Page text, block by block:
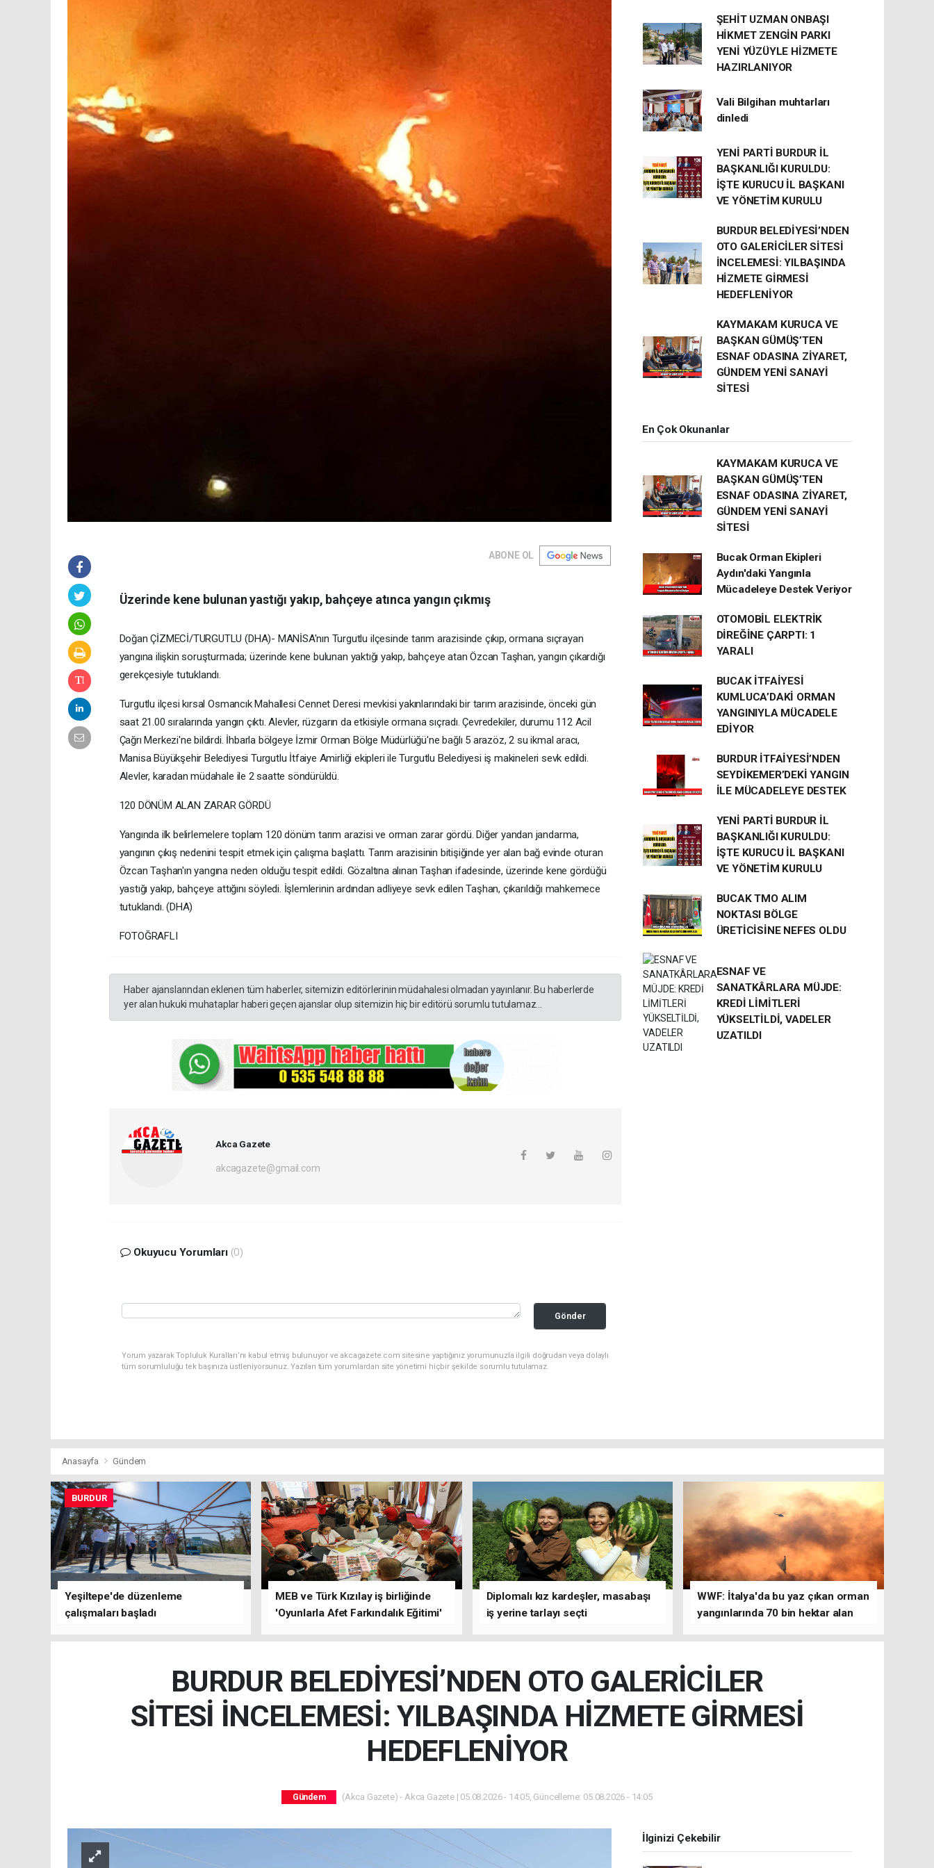
ABONE OL
Üzerinde kene bulunan yastığı yakıp, bahçeye atınca yangın çıkmış
Doğan ÇİZMECİ/TURGUTLU (DHA)- MANİSA'nın Turgutlu ilçesinde tarım arazisinde çıkıp, ormana sıçrayan
yangına ilişkin soruşturmada; üzerinde kene bulunan yaktığı yakıp, bahçeye atan Özcan Taşhan, yangın çıkardığı
gerekçesiyle tutuklandı.
Turgutlu ilçesi kırsal Osmancık Mahallesi Cennet Deresi mevkisi yakınlarındaki bir tarım arazisinde, önceki gün
saat 21.00 sıralarında yangın çıktı. Alevler, rüzgarın da etkisiyle ormana sıçradı. Çevredekiler, durumu 112 Acil
Çağrı Merkezi'ne bildirdi. İhbarla bölgeye İzmir Orman Bölge Müdürlüğü'ne bağlı 5 arazöz, 2 su ikmal aracı,
Manisa Büyükşehir Belediyesi Turgutlu İtfaiye Amirliği ekipleri ile Turgutlu Belediyesi iş makineleri sevk edildi.
Alevler, karadan müdahale ile 2 saatte söndürüldü.
120 DÖNÜM ALAN ZARAR GÖRDÜ
Yangında ilk belirlemelere toplam 120 dönüm tarım arazisi ve orman zarar gördü. Diğer yandan jandarma,
yangının çıkış nedenini tespit etmek için çalışma başlattı. Tarım arazisinin bitişiğinde yer alan bağ evinde oturan
Özcan Taşhan'ın yangına neden olduğu tespit edildi. Gözaltına alınan Taşhan ifadesinde, üzerinde kene gördüğü
yastığı yakıp, bahçeye attığını söyledi. İşlemlerinin ardından adliyeye sevk edilen Taşhan, çıkarıldığı mahkemece
tutuklandı. (DHA)
FOTOĞRAFLI
Haber ajanslarından eklenen tüm haberler, sitemizin editörlerinin müdahalesi olmadan yayınlanır. Bu haberlerde
yer alan hukuki muhataplar haberi geçen ajanslar olup sitemizin hiç bir editörü sorumlu tutulamaz...
Akca Gazete
akcagazete@gmail.com
Okuyucu Yorumları (0)
Gönder
Yorum yazarak Topluluk Kuralları’nı kabul etmiş bulunuyor ve akcagazete.com sitesine yaptığınız yorumunuzla ilgili doğrudan veya dolaylı
tüm sorumluluğu tek başınıza üstleniyorsunuz. Yazılan tüm yorumlardan site yönetimi hiçbir şekilde sorumlu tutulamaz.
ŞEHİT UZMAN ONBAŞI
HİKMET ZENGİN PARKI
YENİ YÜZÜYLE HİZMETE
HAZIRLANIYOR
Vali Bilgihan muhtarları
dinledi
YENİ PARTİ BURDUR İL
BAŞKANLIĞI KURULDU:
İŞTE KURUCU İL BAŞKANI
VE YÖNETİM KURULU
BURDUR BELEDİYESİ’NDEN
OTO GALERİCİLER SİTESİ
İNCELEMESİ: YILBAŞINDA
HİZMETE GİRMESİ
HEDEFLENİYOR
KAYMAKAM KURUCA VE
BAŞKAN GÜMÜŞ’TEN
ESNAF ODASINA ZİYARET,
GÜNDEM YENİ SANAYİ
SİTESİ
En Çok Okunanlar
KAYMAKAM KURUCA VE
BAŞKAN GÜMÜŞ’TEN
ESNAF ODASINA ZİYARET,
GÜNDEM YENİ SANAYİ
SİTESİ
Bucak Orman Ekipleri
Aydın'daki Yangınla
Mücadeleye Destek Veriyor
OTOMOBİL ELEKTRİK
DİREĞİNE ÇARPTI: 1
YARALI
BUCAK İTFAİYESİ
KUMLUCA’DAKİ ORMAN
YANGINIYLA MÜCADELE
EDİYOR
BURDUR İTFAİYESİ’NDEN
SEYDİKEMER’DEKİ YANGIN
İLE MÜCADELEYE DESTEK
YENİ PARTİ BURDUR İL
BAŞKANLIĞI KURULDU:
İŞTE KURUCU İL BAŞKANI
VE YÖNETİM KURULU
BUCAK TMO ALIM
NOKTASI BÖLGE
ÜRETİCİSİNE NEFES OLDU
ESNAF VE
SANATKÂRLARA MÜJDE:
KREDİ LİMİTLERİ
YÜKSELTİLDİ, VADELER
UZATILDI
Anasayfa Gündem
BURDUR
Yeşiltepe'de düzenleme
çalışmaları başladı
MEB ve Türk Kızılay iş birliğinde
'Oyunlarla Afet Farkındalık Eğitimi'
Diplomalı kız kardeşler, masabaşı
iş yerine tarlayı seçti
WWF: İtalya'da bu yaz çıkan orman
yangınlarında 70 bin hektar alan
BURDUR BELEDİYESİ’NDEN OTO GALERİCİLER
SİTESİ İNCELEMESİ: YILBAŞINDA HİZMETE GİRMESİ
HEDEFLENİYOR
Gündem (Akca Gazete) - Akca Gazete | 05.08.2026 - 14:05, Güncelleme: 05.08.2026 - 14:05
İlginizi Çekebilir